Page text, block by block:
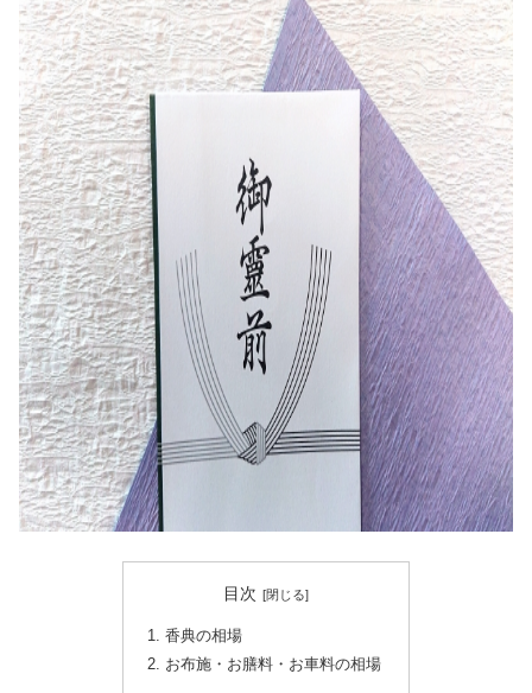
目次
香典の相場
お布施・お膳料・お車料の相場